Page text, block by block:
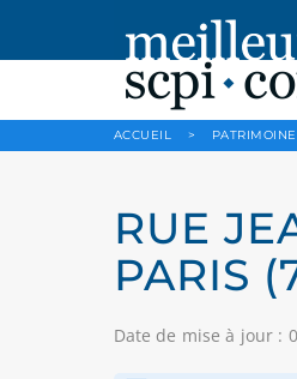
ACCUEIL >
RUE
PARIS
Date de mise à jour :